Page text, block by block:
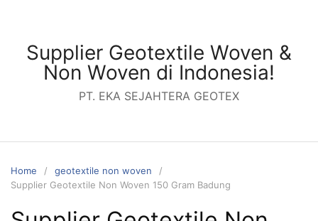
contentSupplier Geotextile Woven &
Non Woven di Indonesia!
PT. EKA SEJAHTERA GEOTEX
Home
geotextile non woven
Supplier Geotextile Non Woven 150 Gram Badung